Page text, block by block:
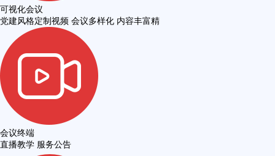
可视化会议
党建风格定制视频 会议多样化 内容丰富精
会议终端
直播教学 服务公告